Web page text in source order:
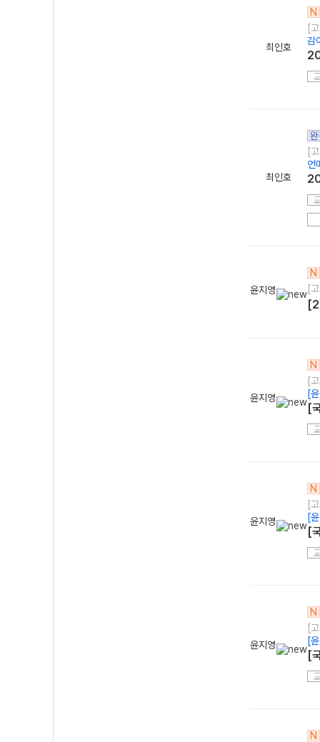
최인호
N
[
감
최인호
[
언
윤지영
N
[
윤지영
N
[
[
[
윤지영
N
[
[
[
윤지영
N
[
[
[
N